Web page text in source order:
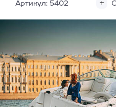
Артикул: 5402